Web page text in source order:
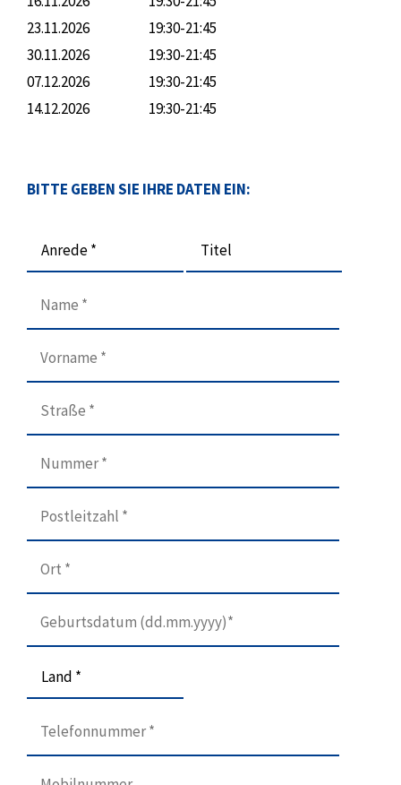
23.11.2026
19:30-21:45
30.11.2026
19:30-21:45
07.12.2026
19:30-21:45
14.12.2026
19:30-21:45
BITTE GEBEN SIE IHRE DATEN EIN:
Anrede * Titel
Land *